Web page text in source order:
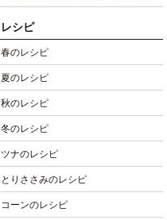
レシピ
春のレシピ
夏のレシピ
秋のレシピ
冬のレシピ
ツナのレシピ
とりささみのレシピ
コーンのレシピ